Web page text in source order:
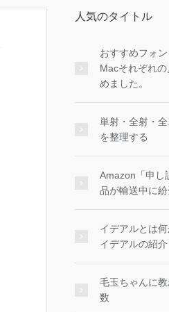
人気のタイトル
おすすめフォ
Macそれぞれ
めました。
単射・全射・
を整理する
Amazon「申し
品が輸送中に紛
イデアルとは
イデアルの紹介
毛玉ちゃんに
数